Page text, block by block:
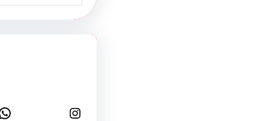
Instagram